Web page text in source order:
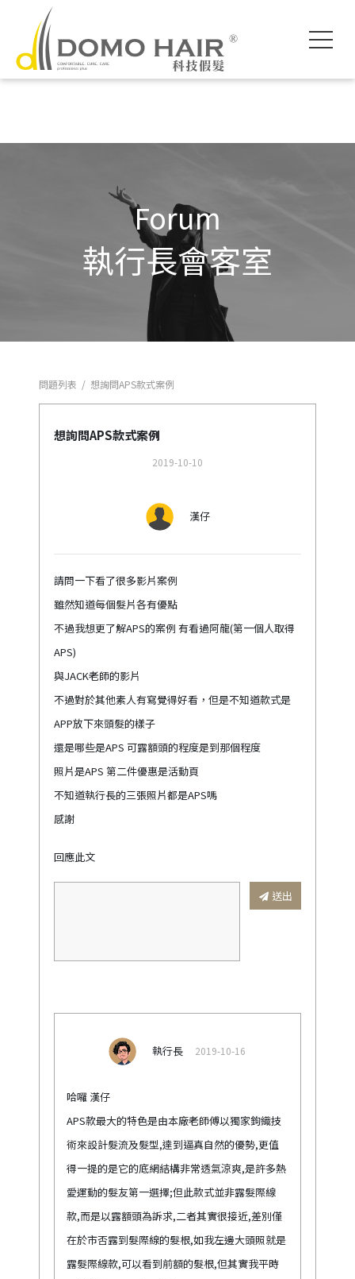
Forum
執行長會客室
問題列表 / 想詢問APS款式案例
想詢問APS款式案例
2019-10-10
漢仔
請問一下看了很多影片案例
雖然知道每個髮片各有優點
不過我想更了解APS的案例 有看過阿龍(第一個人取得
APS)
與JACK老師的影片
不過對於其他素人有寫覺得好看，但是不知道款式是
APP放下來頭髮的樣子
還是哪些是APS 可露額頭的程度是到那個程度
照片是APS 第二件優惠是活動頁
不知道執行長的三張照片都是APS嗎
感謝
回應此文
送出
執行長 2019-10-16
哈囉 漢仔
APS款最大的特色是由本廠老師傅以獨家鉤織技
術來設計髮流及髮型,達到逼真自然的優勢,更值
得一提的是它的底網結構非常透氣涼爽,是許多熱
愛運動的髮友第一選擇;但此款式並非露髮際線
款,而是以露額頭為訴求,二者其實很接近,差別僅
在於市否露到髮際線的髮根,如我左邊大頭照就是
露髮際線款,可以看到前額的髮根,但其實我平時